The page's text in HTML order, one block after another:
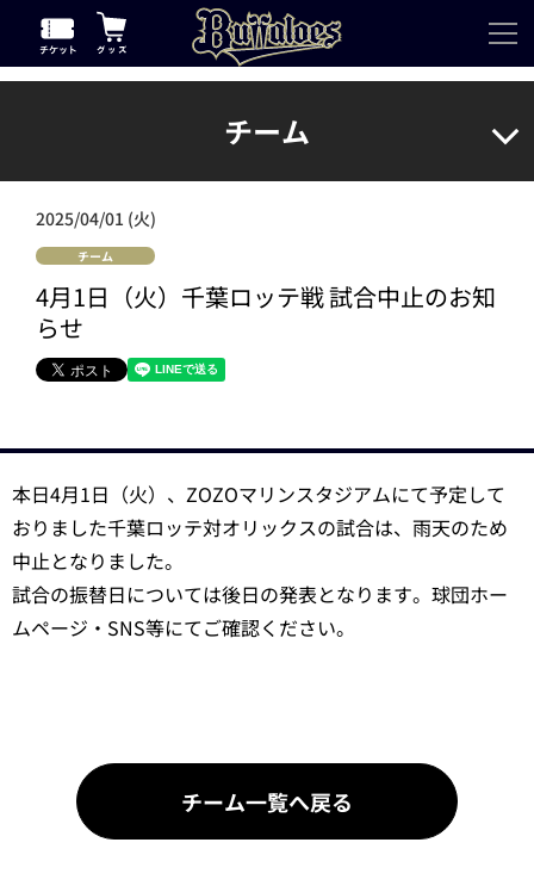
チーム
2025/04/01 (火)
チーム
4月1日（火）千葉ロッテ戦 試合中止のお知
らせ
本日4月1日（火）、ZOZOマリンスタジアムにて予定して
おりました千葉ロッテ対オリックスの試合は、雨天のため
中止となりました。
試合の振替日については後日の発表となります。球団ホー
ムページ・SNS等にてご確認ください。
チーム一覧へ戻る